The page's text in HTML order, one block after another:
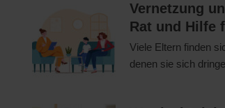
Vernetzung
Rat und Hilfe
Viele Eltern finden
denen sie sich